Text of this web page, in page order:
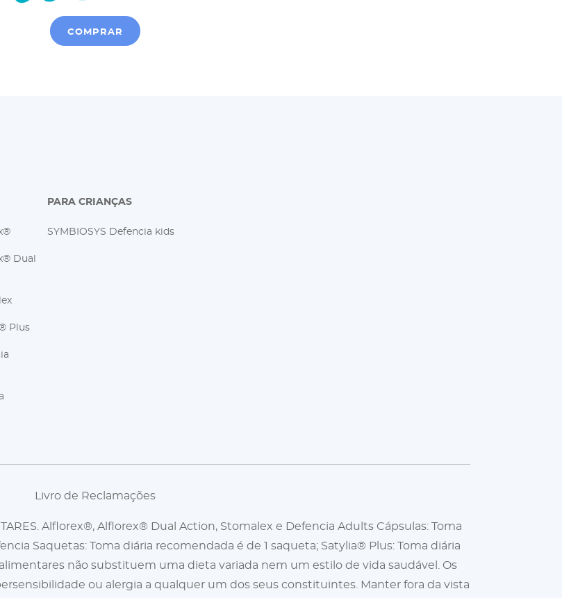
COMPRAR
Dual
Plus
PARA CRIANÇAS
SYMBIOSYS Defencia kids
Livro de Reclamações
Alflorex®, Alflorex® Dual Action, Stomalex e Defencia Adults Cápsulas: Toma
Saquetas: Toma diária recomendada é de 1 saqueta; Satylia® Plus: Toma diária
não substituem uma dieta variada nem um estilo de vida saudável. Os
ou alergia a qualquer um dos seus constituintes. Manter fora da vista